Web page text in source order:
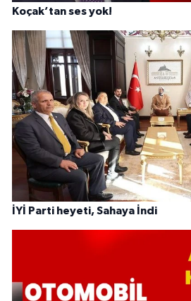
Koçak’tan ses yok!
İYİ Parti heyeti, Sahaya İndi